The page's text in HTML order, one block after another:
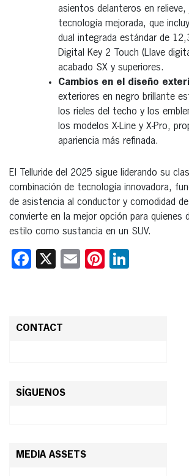
asientos delanteros en
tecnología mejorada, que
dual integrada estándar de
Digital Key 2 Touch (Llave
acabado SX y superiores.
Cambios en el diseño
exteriores en negro brillante
los rieles del techo y los
los modelos X-Line y X-Pro,
apariencia más refinada.
El Telluride del 2025 sigue liderando su
combinación de tecnología innovadora,
de asistencia al conductor y comodidad
convierte en la mejor opción para quienes
estilo como sustancia en un SUV.
Facebook
X EmailPinterest
CONTACT
SÍGUENOS
MEDIA ASSETS